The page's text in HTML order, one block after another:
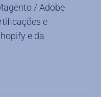
/ Adobe
e
e da